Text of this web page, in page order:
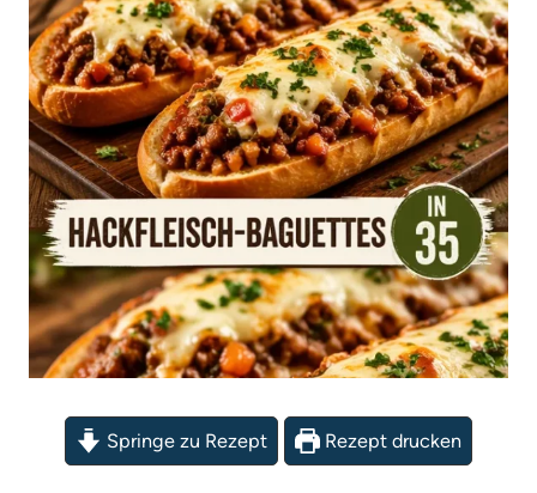
Springe zu Rezept Rezept drucken